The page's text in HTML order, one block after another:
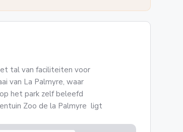
tal van faciliteiten voor
van La Palmyre, waar
het park zelf beleefd
Zoo de la Palmyre ligt